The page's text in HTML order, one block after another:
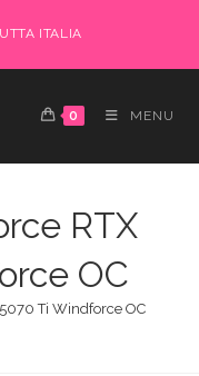
ITALIA
0 MENU
RTX
OC
Ti Windforce OC